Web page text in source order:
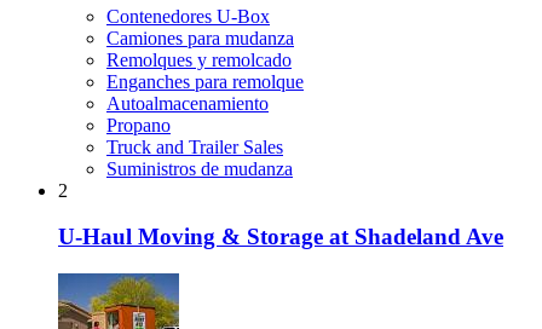
Contenedores U-Box
Camiones para mudanza
Remolques y remolcado
Enganches para remolque
Autoalmacenamiento
Propano
Truck and Trailer Sales
Suministros de mudanza
2
U-Haul Moving & Storage at Shadeland Ave